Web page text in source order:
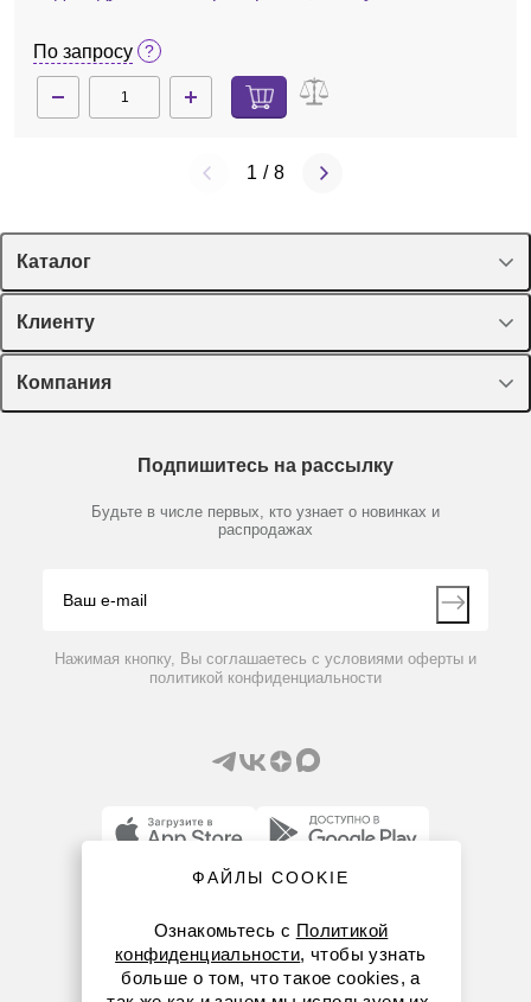
По запросу
1 / 8
Каталог
Спецпредложения
Оборудование, приборы
Пластик, стекло, принадлежности
Химические реактивы, препараты, наборы
Производители
Клиенту
Лекторий Диаэм
Доставка и оплата
Мобильное приложение
Компания
Партнеры
Контакты
Подпишитесь на рассылку
Будьте в числе первых, кто узнает о новинках и
распродажах
Нажимая кнопку, Вы соглашаетесь с условиями оферты и
политикой конфиденциальности
(+374 94) 010173
armenia@dia-m.ru
ФАЙЛЫ COOKIE
Ознакомьтесь с Политикой
конфиденциальности, чтобы узнать
больше о том, что такое cookies, а